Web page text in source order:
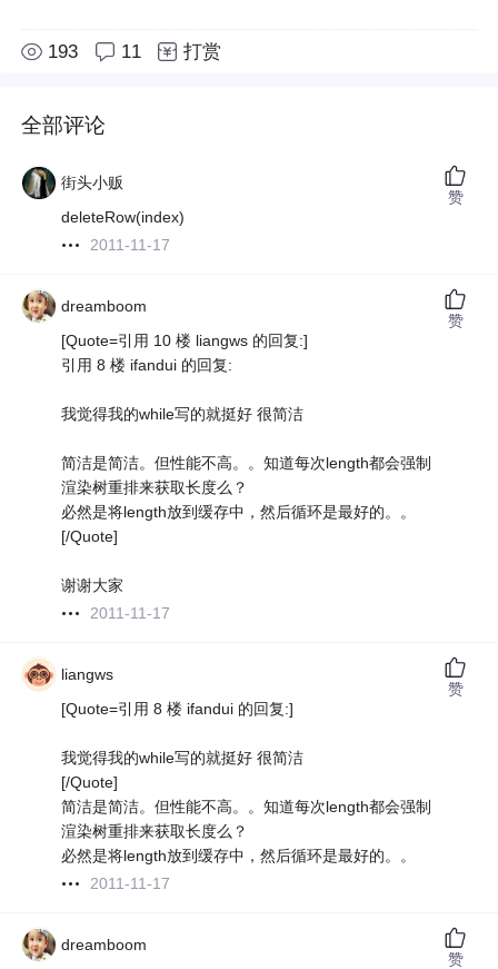
193 11 打赏
全部评论
街头小贩
deleteRow(index)
2011-11-17
赞
dreamboom
[Quote=引用 10 楼 liangws 的回复:]
引用 8 楼 ifandui 的回复:
我觉得我的while写的就挺好 很简洁
简洁是简洁。但性能不高。。知道每次length都会强制
渲染树重排来获取长度么？
必然是将length放到缓存中，然后循环是最好的。。
[/Quote]
谢谢大家
2011-11-17
赞
liangws
[Quote=引用 8 楼 ifandui 的回复:]
我觉得我的while写的就挺好 很简洁
[/Quote]
简洁是简洁。但性能不高。。知道每次length都会强制
渲染树重排来获取长度么？
必然是将length放到缓存中，然后循环是最好的。。
2011-11-17
赞
dreamboom
赞